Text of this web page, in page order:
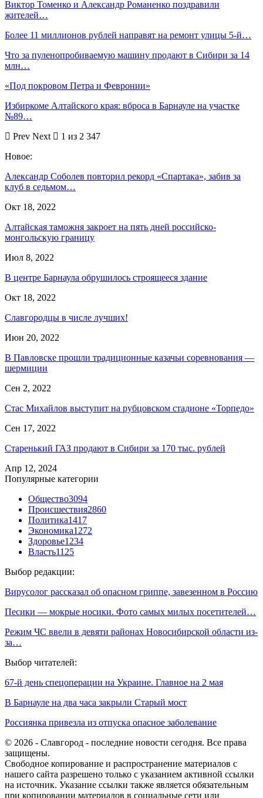
Виктор Томенко и Александр Романенко поздравили
жителей…
Более 11 миллионов рублей направят на ремонт улицы 5-й…
Что за пуленопробиваемую машину продают в Сибири за 14
млн…
«Под покровом Петра и Февронии»
Избиркоме Алтайского края: вброса в Барнауле на участке
№89…
Prev Next
1 из 2 347
Новое:
Александр Соболев повторил рекорд «Спартака», забив за
клуб в седьмом…
Окт 18, 2022
Алтайская таможня закроет на пять дней российско-
монгольскую границу
Июл 8, 2022
В центре Барнаула обрушилось строящееся здание
Окт 18, 2022
Славгородцы в числе лучших!
Июн 20, 2022
В Павловске прошли традиционные казачьи соревнования —
шермиции
Сен 2, 2022
Стас Михайлов выступит на рубцовском стадионе «Торпедо»
Сен 17, 2022
Старенький ГАЗ продают в Сибири за 170 тыс. рублей
Апр 12, 2024
Популярные категории
Общество3094
Происшествия2860
Политика1417
Экономика1272
Здоровье1234
Власть1125
Выбор редакции:
Вирусолог рассказал об опасном гриппе, завезенном в Россию
Песики — мокрые носики. Фото самых милых посетителей…
Режим ЧС ввели в девяти районах Новосибирской области из-
за…
Выбор читателей:
67-й день спецоперации на Украине. Главное на 2 мая
В Барнауле на два часа закрыли Старый мост
Россиянка привезла из отпуска опасное заболевание
© 2026 - Славгород - последние новости сегодня. Все права
защищены.
Свободное копирование и распространение материалов с
нашего сайта разрешено только с указанием активной ссылки
на источник. Указание ссылки также является обязательным
при копировании материалов в социальные сети или